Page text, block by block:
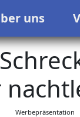
uns
Werbepräsentation